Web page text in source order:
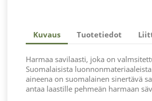
Kuvaus Tuotetiedot
Harmaa savilaasti, joka on
Suomalaisista
aineena on suomalainen sinertävä
antaa laastille pehmeän harmaan